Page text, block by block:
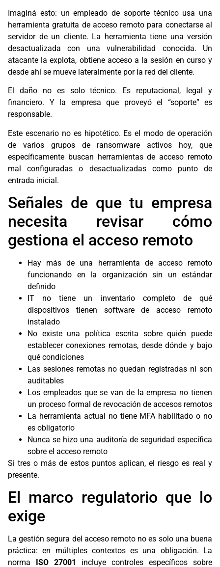
Imaginá esto: un empleado de soporte técnico usa una
herramienta gratuita de acceso remoto para conectarse al
servidor de un cliente. La herramienta tiene una versión
desactualizada con una vulnerabilidad conocida. Un
atacante la explota, obtiene acceso a la sesión en curso y
desde ahí se mueve lateralmente por la red del cliente.
El daño no es solo técnico. Es reputacional, legal y
financiero. Y la empresa que proveyó el “soporte” es
responsable.
Este escenario no es hipotético. Es el modo de operación
de varios grupos de ransomware activos hoy, que
específicamente buscan herramientas de acceso remoto
mal configuradas o desactualizadas como punto de
entrada inicial.
Señales de que tu empresa
necesita revisar cómo
gestiona el acceso remoto
Hay más de una herramienta de acceso remoto
funcionando en la organización sin un estándar
definido
IT no tiene un inventario completo de qué
dispositivos tienen software de acceso remoto
instalado
No existe una política escrita sobre quién puede
establecer conexiones remotas, desde dónde y bajo
qué condiciones
Las sesiones remotas no quedan registradas ni son
auditables
Los empleados que se van de la empresa no tienen
un proceso formal de revocación de accesos remotos
La herramienta actual no tiene MFA habilitado o no
es obligatorio
Nunca se hizo una auditoría de seguridad específica
sobre el acceso remoto
Si tres o más de estos puntos aplican, el riesgo es real y
presente.
El marco regulatorio que lo
exige
La gestión segura del acceso remoto no es solo una buena
práctica: en múltiples contextos es una obligación. La
norma
ISO 27001 incluye controles específicos sobre